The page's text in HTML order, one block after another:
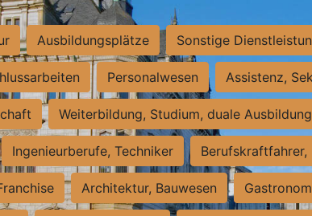
Ausbildungsplätze Sonstige
Personalwesen Assistenz,
Weiterbildung, Studium, duale Ausbildung
Ingenieurberufe, Techniker Berufskraftfahrer,
Architektur, Bauwesen